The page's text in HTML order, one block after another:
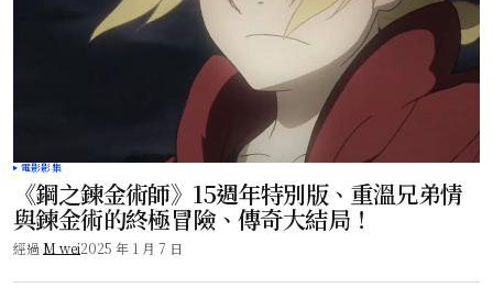
電影影集
《鋼之鍊金術師》15週年特別版、重溫兄弟情
與鍊金術的終極冒險、傳奇大結局！
經過 M wei2025 年 1 月 7 日